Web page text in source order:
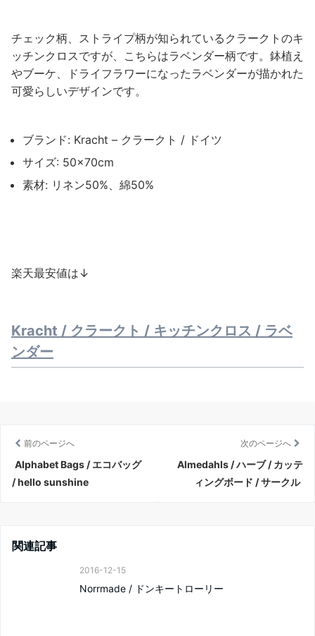
チェック柄、ストライプ柄が知られているクラークトのキ
ッチンクロスですが、こちらはラベンダー柄です。鉢植え
やブーケ、ドライフラワーになったラベンダーが描かれた
可愛らしいデザインです。
ブランド: Kracht – クラークト / ドイツ
サイズ: 50×70cm
素材: リネン50%、綿50%
楽天最安値は↓
Kracht / クラークト / キッチンクロス / ラベ
ンダー
前のページへ
Alphabet Bags / エコバッグ
/ hello sunshine
次のページへ
Almedahls / ハーブ / カッテ
ィングボード / サークル
関連記事
2016-12-15
Norrmade / ドンキートローリー